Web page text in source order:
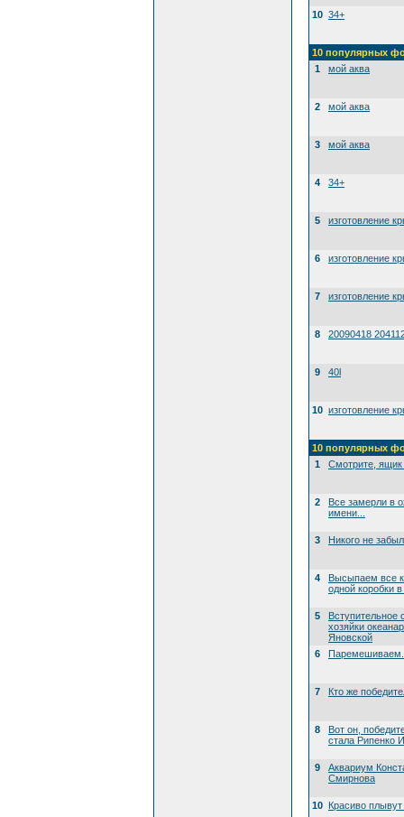
10 34+
10 популярных
1
мой аква
2 мой аква
3 мой аква
4 34+
5 изготовление
6 изготовление
7 изготовление
8 20090418
9 40l
10 изготовление
10 популярных
1
Смотрите, ящик
2
Все замерли в
имени...
3 Никого не
4
Высыпаем все
одной коробки
5
Вступительное
хозяйки
Яновской
6
7 Кто же
8
Вот он,
стала Рипенко
9
Аквариум
Смирнова
10 Красиво плывут